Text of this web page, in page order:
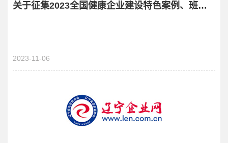
关于征集2023全国健康企业建设特色案例、班组案例、企业家和职工健康达人案例、企业家和职工健康达人案例的通知
2023-11-06